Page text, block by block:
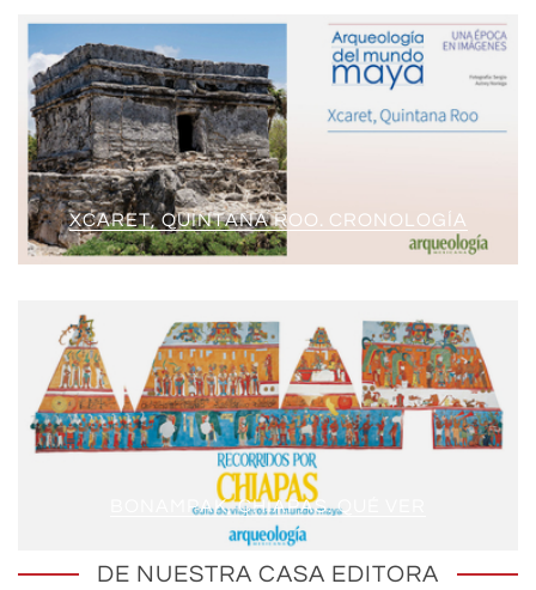
XCARET, QUINTANA ROO. CRONOLOGÍA
BONAMPAK, CHIAPAS. QUÉ VER
DE NUESTRA CASA EDITORA